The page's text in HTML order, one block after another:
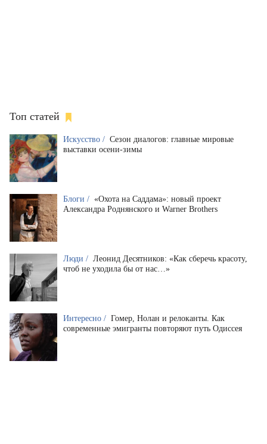
Топ статей
Искусство / Сезон диалогов: главные мировые
выставки осени-зимы
Блоги / «Охота на Саддама»: новый проект
Александра Роднянского и Warner Brothers
Люди / Леонид Десятников: «Как сберечь красоту,
чтоб не уходила бы от нас…»
Интересно / Гомер, Нолан и релоканты. Как
современные эмигранты повторяют путь Одиссея